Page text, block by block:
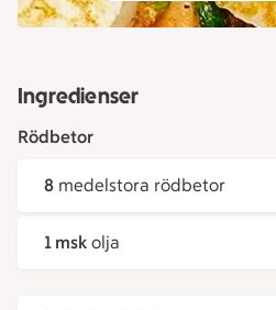
Ingredienser
Rödbetor
8 medelstora rödbetor
1 msk olja